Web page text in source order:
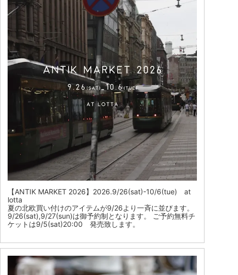
【ANTIK MARKET 2026】2026.9/26(sat)-10/6(tue) at
lotta
夏の北欧買い付けのアイテムが9/26より一斉に並びます。
9/26(sat),9/27(sun)は御予約制となります。 ご予約無料チ
ケットは9/5(sat)20:00 発売致します。